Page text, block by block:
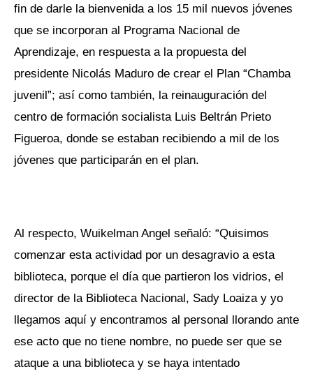
fin de darle la bienvenida a los 15 mil nuevos jóvenes
que se incorporan al Programa Nacional de
Aprendizaje, en respuesta a la propuesta del
presidente Nicolás Maduro de crear el Plan “Chamba
juvenil”; así como también, la reinauguración del
centro de formación socialista Luis Beltrán Prieto
Figueroa, donde se estaban recibiendo a mil de los
jóvenes que participarán en el plan.
Al respecto, Wuikelman Angel señaló: “Quisimos
comenzar esta actividad por un desagravio a esta
biblioteca, porque el día que partieron los vidrios, el
director de la Biblioteca Nacional, Sady Loaiza y yo
llegamos aquí y encontramos al personal llorando ante
ese acto que no tiene nombre, no puede ser que se
ataque a una biblioteca y se haya intentado